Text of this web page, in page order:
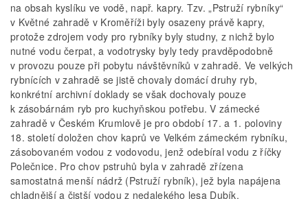
na obsah kyslíku ve vodě, např. kapry. Tzv. „Pstruží rybníky“
v Květné zahradě v Kroměříži byly osazeny právě kapry,
protože zdrojem vody pro rybníky byly studny, z nichž bylo
nutné vodu čerpat, a vodotrysky byly tedy pravděpodobně
v provozu pouze při pobytu návštěvníků v zahradě. Ve velkých
rybnících v zahradě se jistě chovaly domácí druhy ryb,
konkrétní archivní doklady se však dochovaly pouze
k zásobárnám ryb pro kuchyňskou potřebu. V zámecké
zahradě v Českém Krumlově je pro období 17. a 1. poloviny
18. století doložen chov kaprů ve Velkém zámeckém rybníku,
zásobovaném vodou z vodovodu, jenž odebíral vodu z říčky
Polečnice. Pro chov pstruhů byla v zahradě zřízena
samostatná menší nádrž (Pstruží rybník), jež byla napájena
chladnější a čistší vodou z nedalekého lesa Dubík.